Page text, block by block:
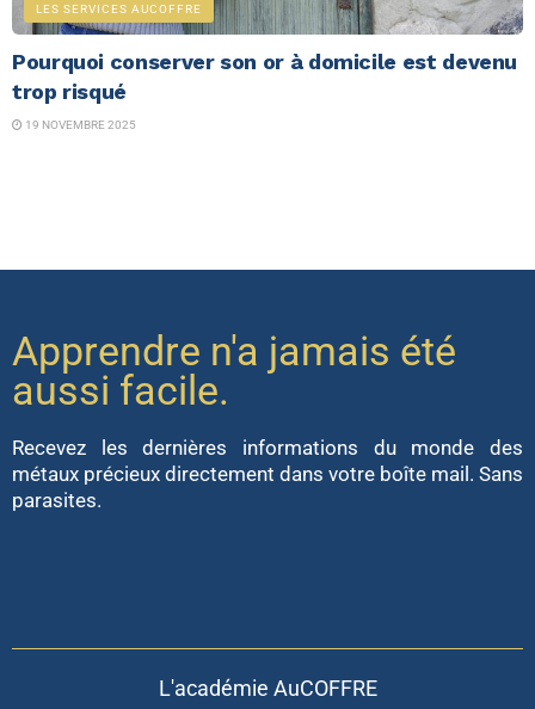
LES SERVICES AUCOFFRE
Pourquoi conserver son or à domicile est devenu
trop risqué
19 NOVEMBRE 2025
Apprendre n'a jamais été
aussi facile.
Recevez les dernières informations du monde des
métaux précieux directement dans votre boîte mail. Sans
parasites.
L'académie AuCOFFRE